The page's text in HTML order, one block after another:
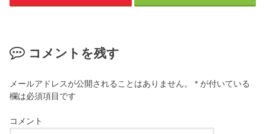
コメントを残す
メールアドレスが公開されることはありません。 * が付いている
欄は必須項目です
コメント